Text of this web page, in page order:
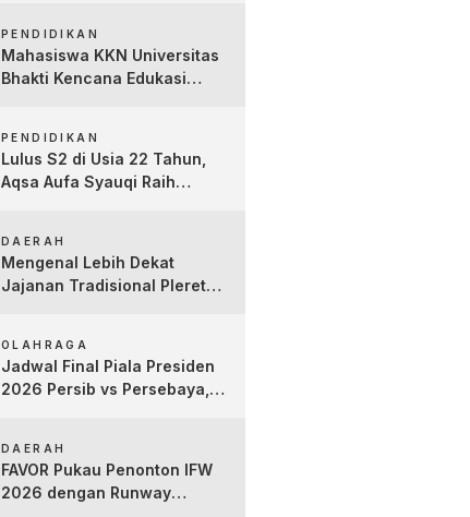
Kartini
PENDIDIKAN
Mahasiswa KKN Universitas
Bhakti Kencana Edukasi
PENDIDIKAN
Lulus S2 di Usia 22 Tahun,
Aqsa Aufa Syauqi Raih
DAERAH
Mengenal Lebih Dekat
Jajanan Tradisional Pleret
OLAHRAGA
Jadwal Final Piala Presiden
2026 Persib vs Persebaya,
DAERAH
FAVOR Pukau Penonton IFW
2026 dengan Runway